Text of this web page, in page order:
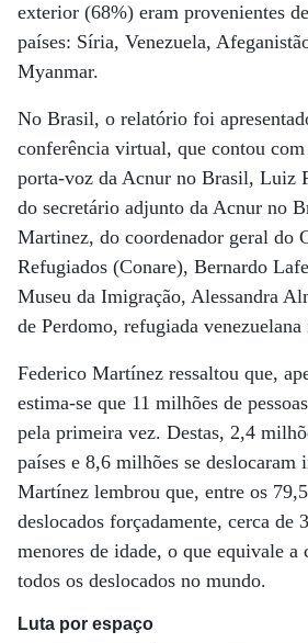
exterior (68%) eram provenientes
países: Síria, Venezuela,
Myanmar.
No Brasil, o relatório foi
conferência virtual, que contou
porta-voz da Acnur no Brasil, Luiz
do secretário adjunto da Acnur no
Martinez, do coordenador geral do
Refugiados (Conare), Bernardo
Museu da Imigração, Alessandra
de Perdomo, refugiada
Federico Martínez ressaltou que,
estima-se que 11 milhões de
pela primeira vez. Destas, 2,4
países e 8,6 milhões se deslocaram
Martínez lembrou que, entre os
deslocados forçadamente, cerca de
menores de idade, o que equivale a
todos os deslocados no mundo.
Luta por espaço